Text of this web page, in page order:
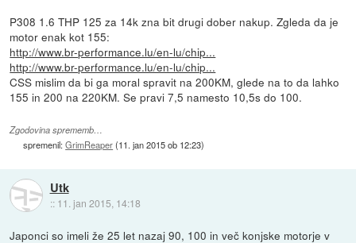
P308 1.6 THP 125 za 14k zna bit drugi dober nakup. Zgleda da je
motor enak kot 155:
http://www.br-performance.lu/en-lu/chip...
http://www.br-performance.lu/en-lu/chip...
CSS mislim da bi ga moral spravit na 200KM, glede na to da lahko
155 in 200 na 220KM. Se pravi 7,5 namesto 10,5s do 100.
Zgodovina sprememb…
spremenil:GrimReaper(11. jan 2015 ob 12:23)
Utk
:: 11. jan 2015, 14:18
Japonci so imeli že 25 let nazaj 90, 100 in več konjske motorje v